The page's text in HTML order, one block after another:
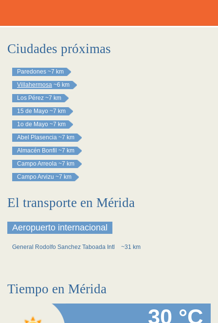
Ciudades próximas
Paredones ~7 km
Villahermosa ~6 km
Los Pérez ~7 km
15 de Mayo ~7 km
1o de Mayo ~7 km
Abel Plasencia ~7 km
Almacén Bonfil ~7 km
Campo Arreola ~7 km
Campo Arvizu ~7 km
El transporte en Mérida
Aeropuerto internacional
General Rodolfo Sanchez Taboada Intl ~31 km
Tiempo en Mérida
30 °C